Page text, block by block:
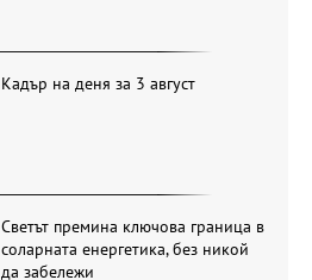
Кадър на деня за 3 август
Светът премина ключова граница в
соларната енергетика, без никой
да забележи